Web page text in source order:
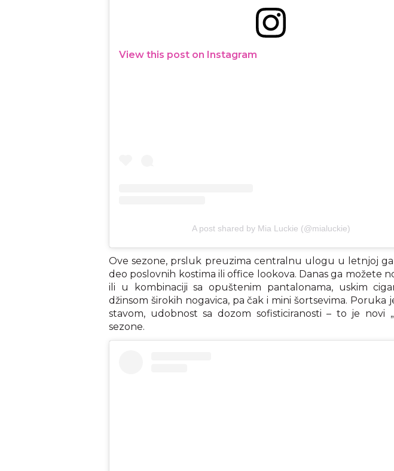
View this post on Instagram
A post shared by Mia Luckie (@mialuckie)
Ove sezone, prsluk preuzima centralnu ulogu u letnjoj
deo poslovnih kostima ili office lookova. Danas ga možete
ili u kombinaciji sa opuštenim pantalonama, uskim
džinsom širokih nogavica, pa čak i mini šortsevima. Poruka
stavom, udobnost sa dozom sofisticiranosti – to je novi
sezone.